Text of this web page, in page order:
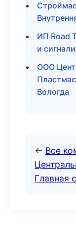
ИП Road
и
ООО
Вологда
← Все
Главная